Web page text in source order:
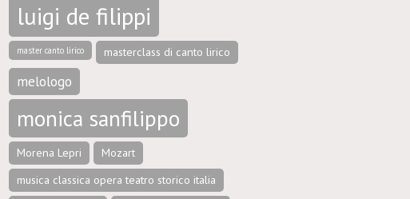
luigi de filippi
master canto lirico masterclass di canto lirico
melologo
monica sanfilippo
Morena Lepri
Mozart
musica classica opera teatro storico italia